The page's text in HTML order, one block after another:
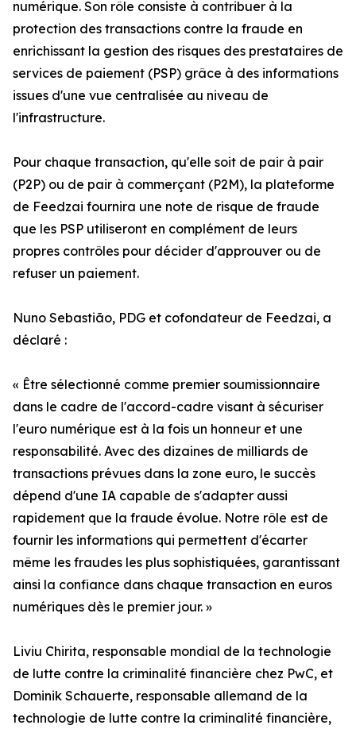
numérique. Son rôle consiste à contribuer à la
protection des transactions contre la fraude en
enrichissant la gestion des risques des prestataires de
services de paiement (PSP) grâce à des informations
issues d'une vue centralisée au niveau de
l'infrastructure.
Pour chaque transaction, qu'elle soit de pair à pair
(P2P) ou de pair à commerçant (P2M), la plateforme
de Feedzai fournira une note de risque de fraude
que les PSP utiliseront en complément de leurs
propres contrôles pour décider d'approuver ou de
refuser un paiement.
Nuno Sebastião, PDG et cofondateur de Feedzai, a
déclaré :
« Être sélectionné comme premier soumissionnaire
dans le cadre de l'accord-cadre visant à sécuriser
l'euro numérique est à la fois un honneur et une
responsabilité. Avec des dizaines de milliards de
transactions prévues dans la zone euro, le succès
dépend d'une IA capable de s'adapter aussi
rapidement que la fraude évolue. Notre rôle est de
fournir les informations qui permettent d'écarter
même les fraudes les plus sophistiquées, garantissant
ainsi la confiance dans chaque transaction en euros
numériques dès le premier jour. »
Liviu Chirita, responsable mondial de la technologie
de lutte contre la criminalité financière chez PwC, et
Dominik Schauerte, responsable allemand de la
technologie de lutte contre la criminalité financière,